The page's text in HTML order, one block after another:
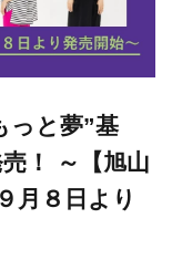
っと夢”基
！ ～【旭山
月８日より